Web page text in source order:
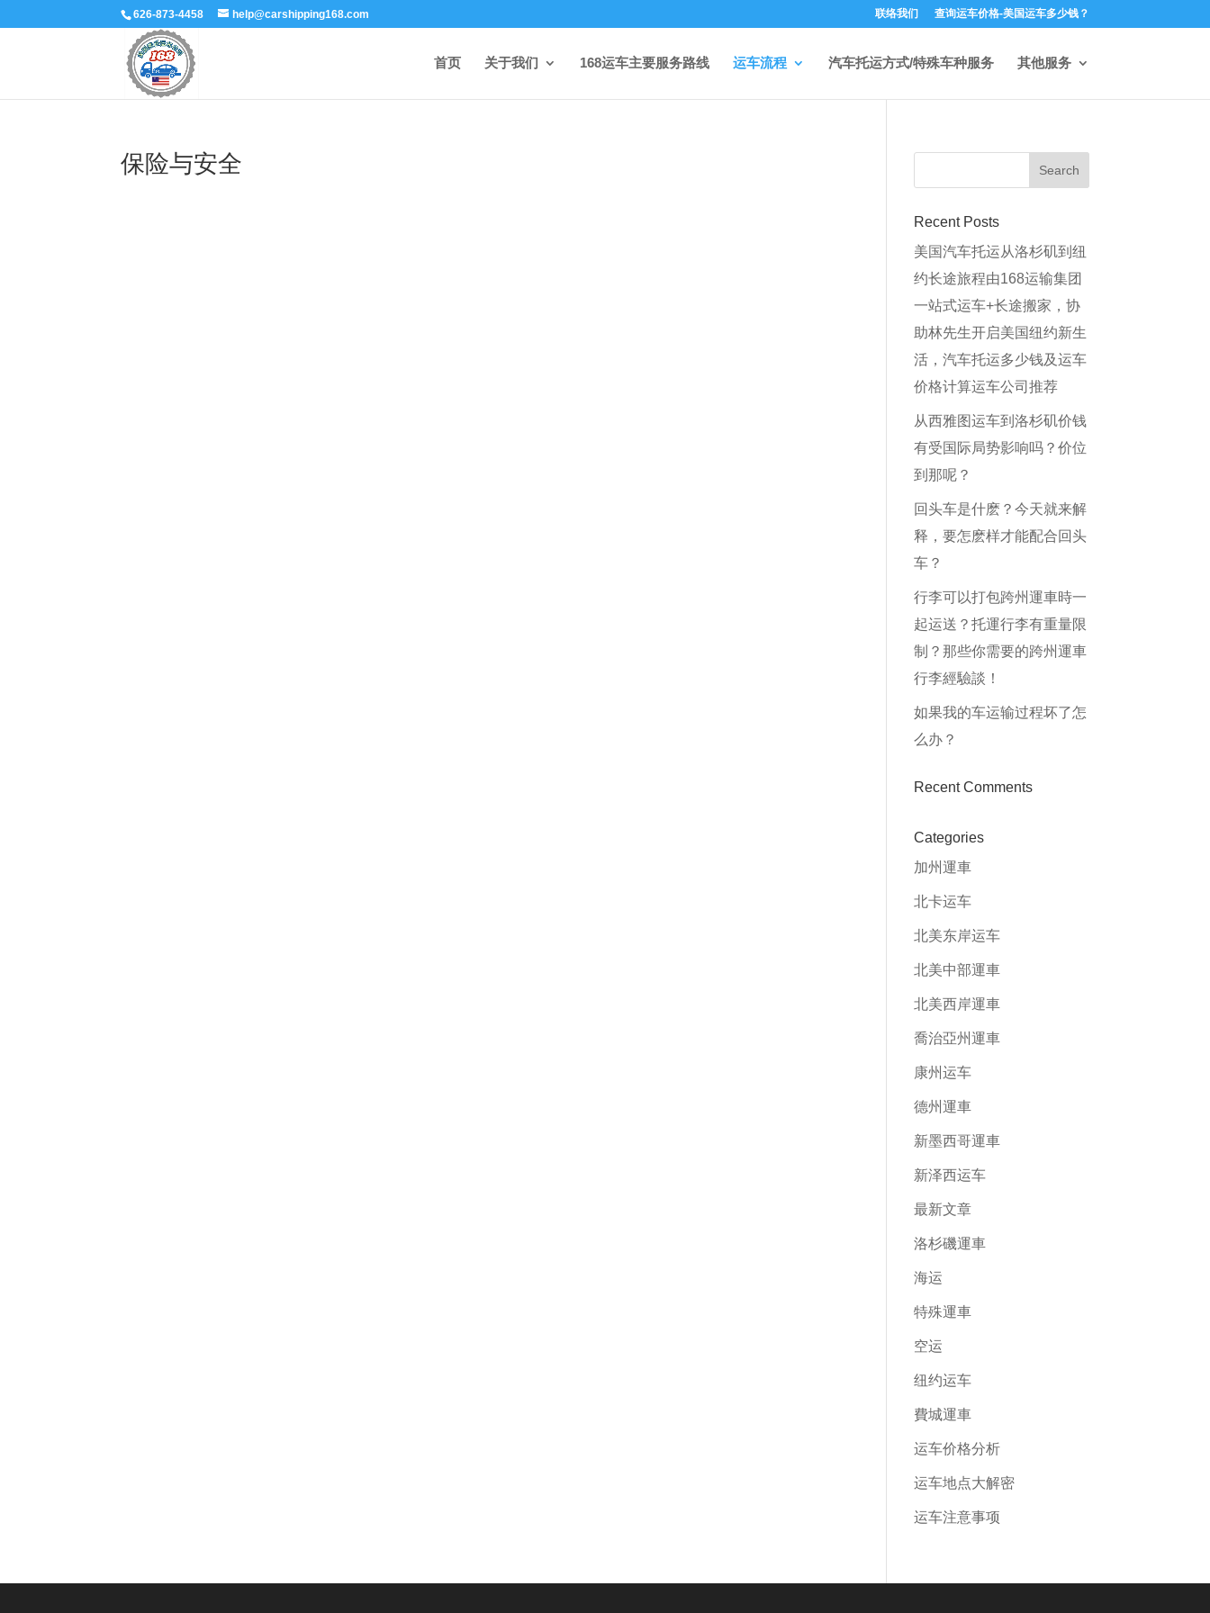
626-873-4458 help@carshipping168.com 联络我们 查询运车价格-美国运车多少钱？
首页 关于我们 168运车主要服务路线 运车流程 汽车托运方式/特殊车种服务 其他服务
保险与安全
Recent Posts
美国汽车托运从洛杉矶到纽
约长途旅程由168运输集团
一站式运车+长途搬家，协
助林先生开启美国纽约新生
活，汽车托运多少钱及运车
价格计算运车公司推荐
从西雅图运车到洛杉矶价钱
有受国际局势影响吗？价位
到那呢？
回头车是什麽？今天就来解
释，要怎麽样才能配合回头
车？
行李可以打包跨州運車時一
起运送？托運行李有重量限
制？那些你需要的跨州運車
行李經驗談！
如果我的车运输过程坏了怎
么办？
Recent Comments
Categories
加州運車
北卡运车
北美东岸运车
北美中部運車
北美西岸運車
喬治亞州運車
康州运车
德州運車
新墨西哥運車
新泽西运车
最新文章
洛杉磯運車
海运
特殊運車
空运
纽约运车
費城運車
运车价格分析
运车地点大解密
运车注意事项